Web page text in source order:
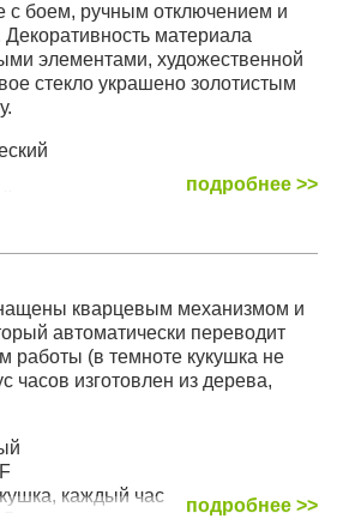
с боем, ручным отключением и
материала
элементами, художественной
стекло украшено золотистым
см
подробнее >>
кварцевым механизмом и
автоматически переводит
работы (в темноте кукушка не
часов изготовлен из дерева,
каждый час
см
подробнее >>